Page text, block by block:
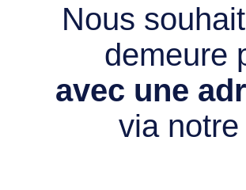
Nous
demeure
avec une
via